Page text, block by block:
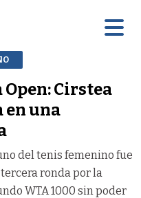
Open: Cirstea
en una
del tenis femenino fue
ronda por la
WTA 1000 sin poder